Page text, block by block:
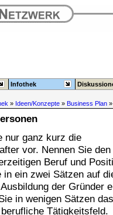
Infothek
» Ideen/Konzepte » Business Plan
nur ganz kurz die
vor. Nennen Sie den
Beruf und
in ein zwei Sätzen auf
der Gründer
in wenigen Sätzen das
Tätigkeitsfeld.